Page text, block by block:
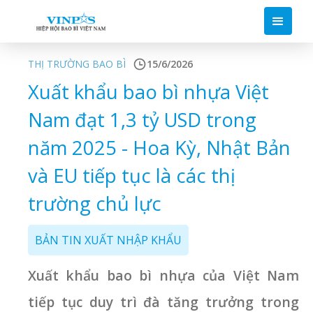
THỊ TRƯỜNG BAO BÌ 15/6/2026
Xuất khẩu bao bì nhựa Việt
Nam đạt 1,3 tỷ USD trong
năm 2025 - Hoa Kỳ, Nhật Bản
và EU tiếp tục là các thị
trường chủ lực
BẢN TIN XUẤT NHẬP KHẨU
Xuất khẩu bao bì nhựa của Việt Nam
tiếp tục duy trì đà tăng trưởng trong